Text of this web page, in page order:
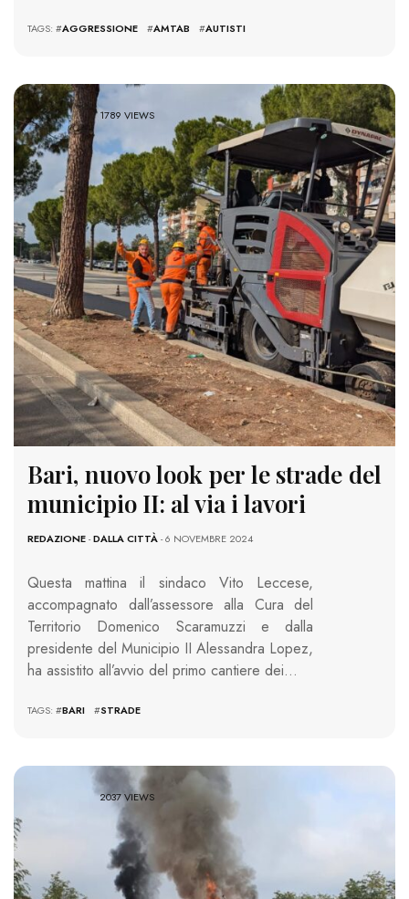
TAGS: #AGGRESSIONE #AMTAB #AUTISTI
1789 VIEWS
Bari, nuovo look per le strade del
municipio II: al via i lavori
REDAZIONE-DALLA CITTÀ- 6 NOVEMBRE 2024
Questa mattina il sindaco Vito Leccese,
accompagnato dall’assessore alla Cura del
Territorio Domenico Scaramuzzi e dalla
presidente del Municipio II Alessandra Lopez,
ha assistito all’avvio del primo cantiere dei…
TAGS: #BARI #STRADE
2037 VIEWS